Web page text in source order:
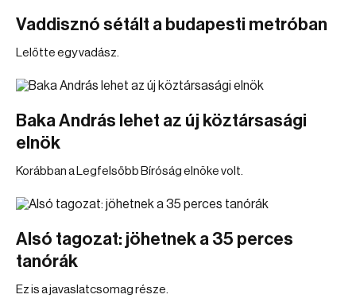
Vaddisznó sétált a budapesti metróban
Lelőtte egy vadász.
Baka András lehet az új köztársasági
elnök
Korábban a Legfelsőbb Bíróság elnöke volt.
Alsó tagozat: jöhetnek a 35 perces
tanórák
Ez is a javaslatcsomag része.